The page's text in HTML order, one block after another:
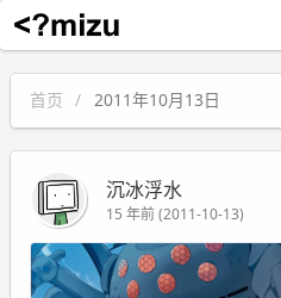
沉冰浮水
首页 2011年10月13日
沉冰浮水
15 年前 (2011-10-13)